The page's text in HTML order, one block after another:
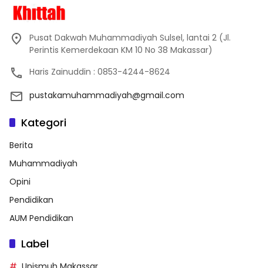
Pusat Dakwah Muhammadiyah Sulsel, lantai 2 (Jl.
Perintis Kemerdekaan KM 10 No 38 Makassar)
Haris Zainuddin : 0853-4244-8624
pustakamuhammadiyah@gmail.com
Kategori
Berita
Muhammadiyah
Opini
Pendidikan
AUM Pendidikan
Label